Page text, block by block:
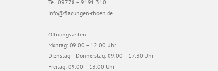
Tel. 09778 – 9191 310
info@fladungen-rhoen.de
Öffnungszeiten:
Montag: 09.00 – 12.00 Uhr
Dienstag – Donnerstag: 09.00 – 17.30 Uhr
Freitag: 09.00 – 13.00 Uhr